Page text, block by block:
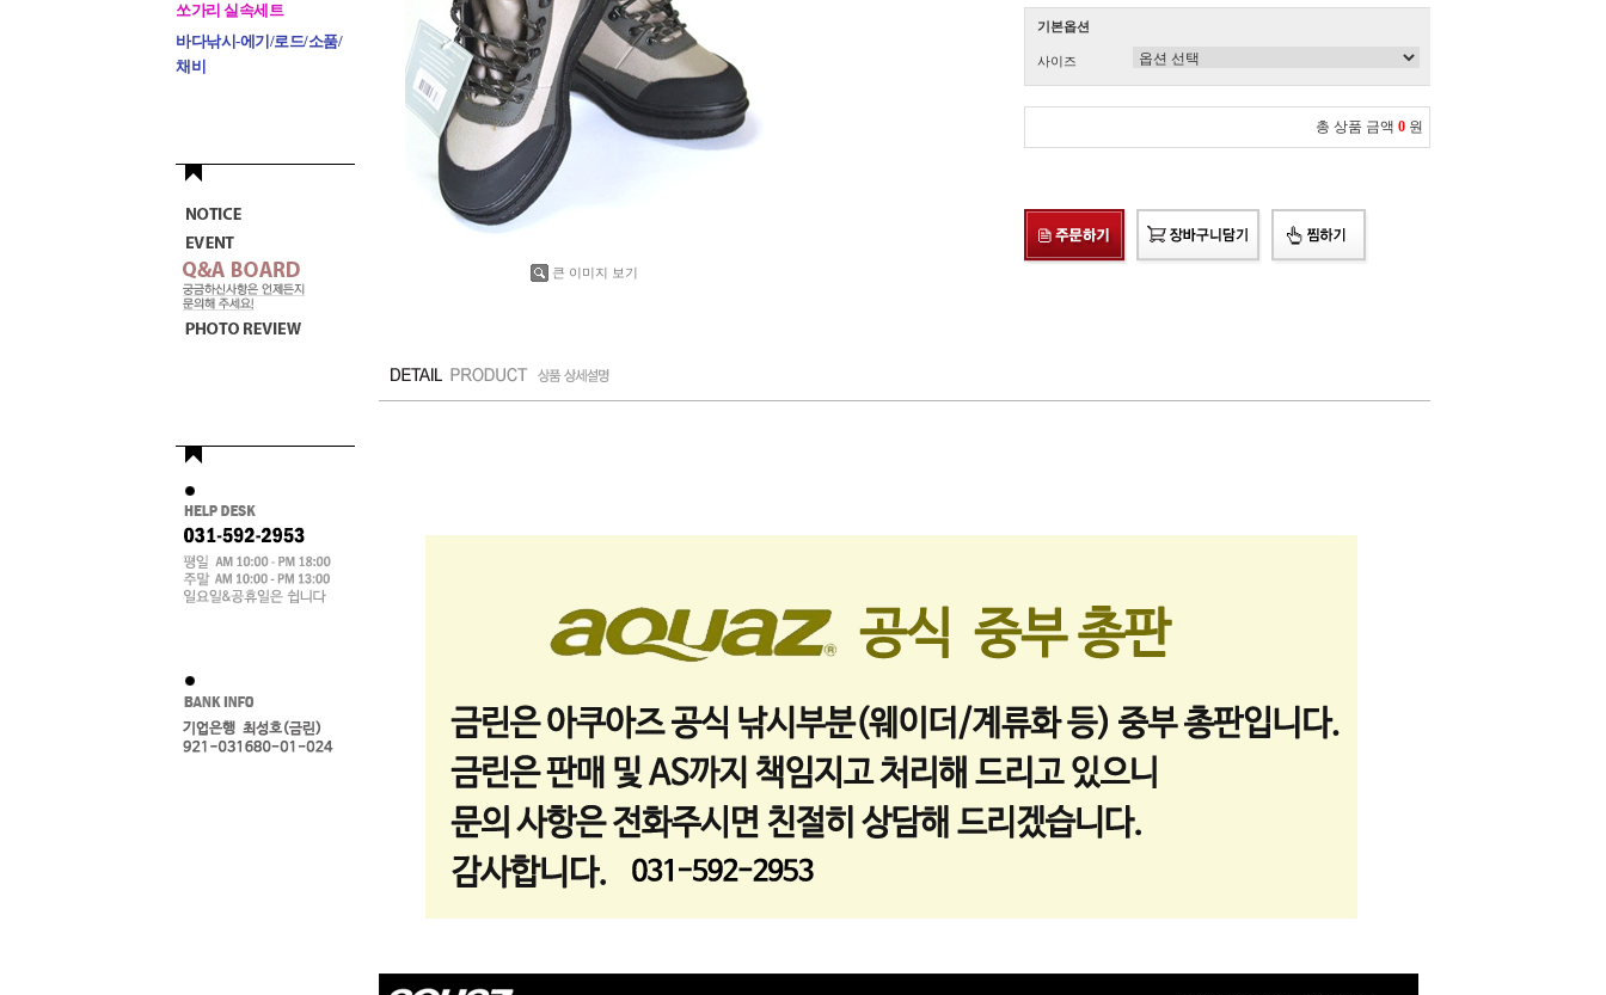
쏘가리 실속세트
바다낚시-에기/로드/소품/
채비
큰 이미지 보기
기본옵션
사이즈
총 상품 금액 0 원